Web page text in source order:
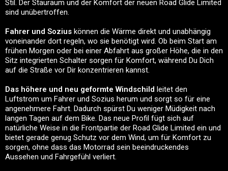
Stil. Der Stauraum und der Komfort der neuen Road Glide Limited
sind unübertroffen.
Fahrer und Sozius können die Wärme direkt und unabhängig
voneinander dort regeln, wo sie benötigt wird. Ob beim Start am
frühen Morgen oder bei einer Abfahrt aus großer Höhe, die in den
Sitz integrierten Schalter sorgen für Komfort, während Du Dich
auf die Straße vor Dir konzentrieren kannst.
Das höhere und neu geformte Windschild leitet den
Luftstrom um Fahrer und Sozius herum und sorgt so für eine
angenehmere Fahrt. Dadurch spürst Du weniger Müdigkeit nach
langen Tagen auf dem Bike. Das neue Profil fügt sich auf
natürliche Weise in die Frontpartie der Road Glide Limited ein und
bietet gerade genug Schutz vor dem Wind, um für Komfort zu
sorgen, ohne dass das Motorrad sein beeindruckendes
Aussehen und Fahrgefühl verliert.